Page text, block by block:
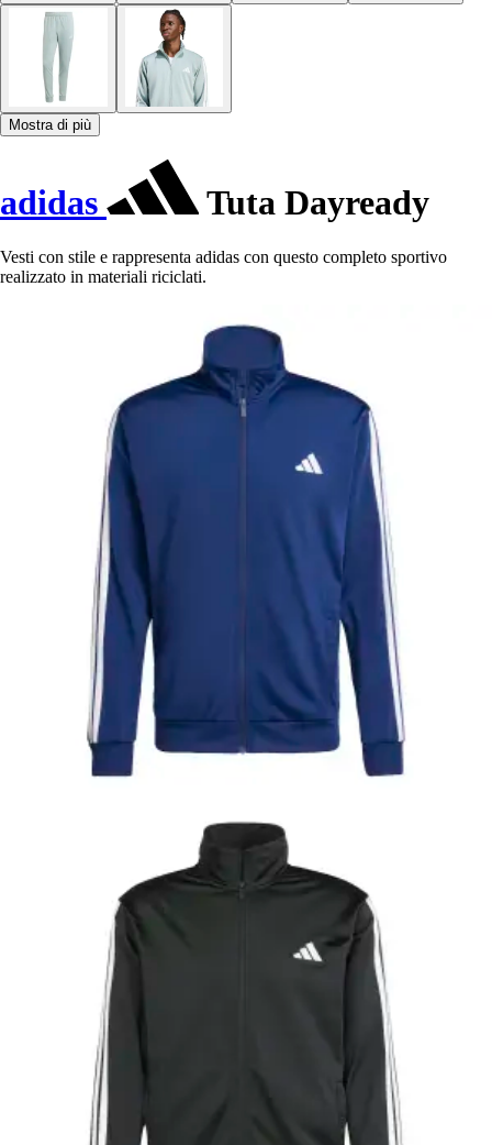
Mostra di più
adidas Tuta Dayready
Vesti con stile e rappresenta adidas con questo completo sportivo
realizzato in materiali riciclati.